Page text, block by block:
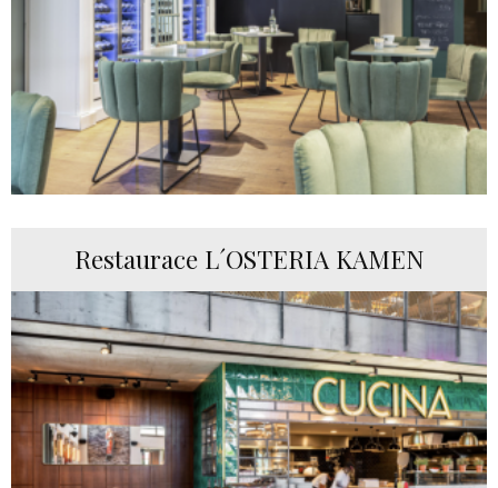
Restaurace L´OSTERIA KAMEN